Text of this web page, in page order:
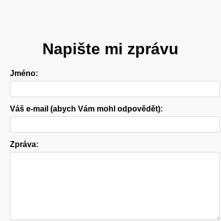
Napište mi zprávu
Jméno:
Váš e-mail (abych Vám mohl odpovědět):
Zpráva: